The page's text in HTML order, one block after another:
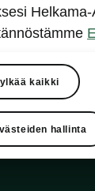
kaikki
hallinta